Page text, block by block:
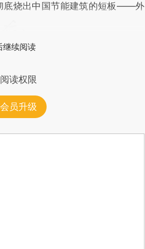
底烧出中国节能建筑的短板——外
继续阅读
读权限
员升级